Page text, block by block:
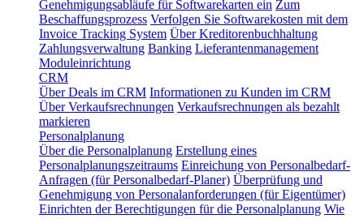
Genehmigungsabläufe für Softwarekarten ein Zum
Beschaffungsprozess Verfolgen Sie Softwarekosten mit dem
Invoice Tracking System Über Kreditorenbuchhaltung
Zahlungsverwaltung Banking Lieferantenmanagement
Moduleinrichtung
CRM
Über Deals im CRM Informationen zu Kunden im CRM
Über Verkaufsrechnungen Verkaufsrechnungen als bezahlt
markieren
Personalplanung
Über die Personalplanung Erstellung eines
Personalplanungszeitraums Einreichung von Personalbedarf-
Anfragen (für Personalbedarf-Planer) Überprüfung und
Genehmigung von Personalanforderungen (für Eigentümer)
Einrichten der Berechtigungen für die Personalplanung Wie